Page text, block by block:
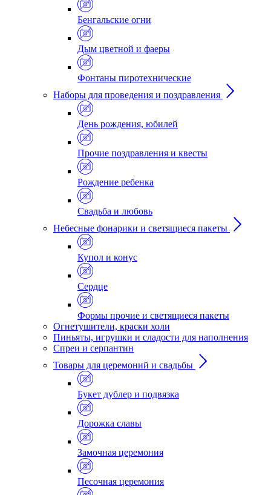
Бенгальские огни
Дым цветной и фаеры
Фонтаны пиротехнические
Наборы для проведения и поздравления
День рождения, юбилей
Прочие поздравления и квесты
Рождение ребенка
Свадьба и любовь
Небесные фонарики и светящиеся пакеты
Купол и конус
Сердце
Формы прочие и светящиеся пакеты
Огнетушители, краски холи
Пиньяты, игрушки и сладости для наполнения
Спреи и серпантин
Товары для церемоний и свадьбы
Букет дублер и подвязка
Дорожка славы
Замочная церемония
Песочная церемония